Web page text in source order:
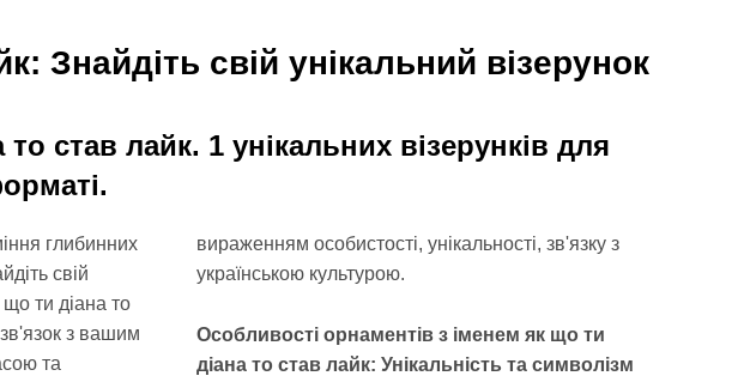
Знайдіть свій унікальний візерунок
став лайк. 1 унікальних візерунків для
глибинних
свій
ти діана то
з вашим
вираженням особистості, унікальності, зв'язку з
українською культурою.
Особливості орнаментів з іменем як що ти
діана то став лайк: Унікальність та символізм